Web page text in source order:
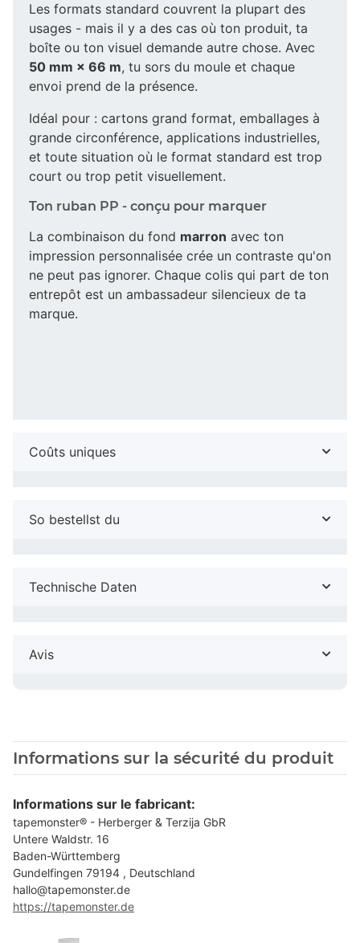
Les formats standard couvrent la plupart des
usages - mais il y a des cas où ton produit, ta
boîte ou ton visuel demande autre chose. Avec
50 mm × 66 m, tu sors du moule et chaque
envoi prend de la présence.
Idéal pour : cartons grand format, emballages à
grande circonférence, applications industrielles,
et toute situation où le format standard est trop
court ou trop petit visuellement.
Ton ruban PP - conçu pour marquer
La combinaison du fond marron avec ton
impression personnalisée crée un contraste qu'on
ne peut pas ignorer. Chaque colis qui part de ton
entrepôt est un ambassadeur silencieux de ta
marque.
Coûts uniques
So bestellst du
Technische Daten
Avis
Informations sur la sécurité du produit
Informations sur le fabricant:
tapemonster® - Herberger & Terzija GbR
Untere Waldstr. 16
Baden-Württemberg
Gundelfingen 79194 , Deutschland
hallo@tapemonster.de
https://tapemonster.de